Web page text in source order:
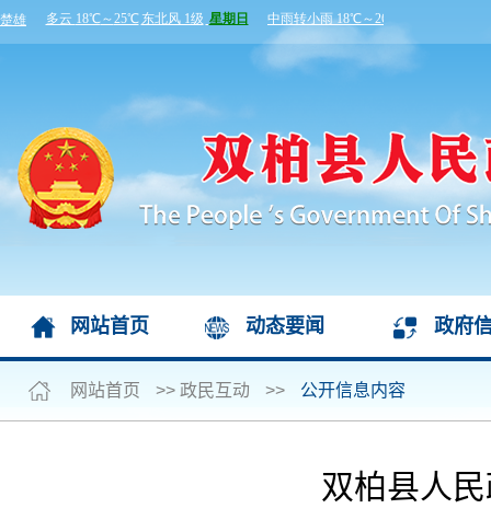
网站首页 动态要闻 政府
网站首页 >> 政民互动 >> 公开信息内容
双柏县人